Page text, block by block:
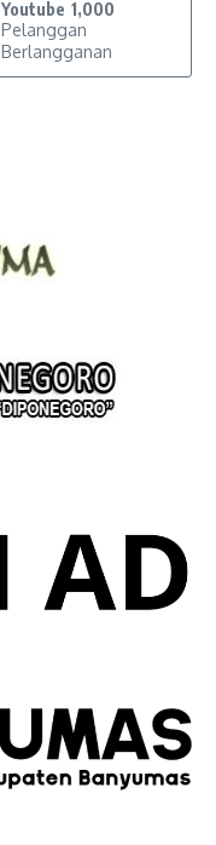
Youtube 1,000
Pelanggan
Berlangganan